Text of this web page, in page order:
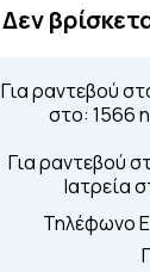
Δεν
Για ραντεβού
στο: 1566
Για ραντεβού
Ιατρεία
Τηλέφωνο